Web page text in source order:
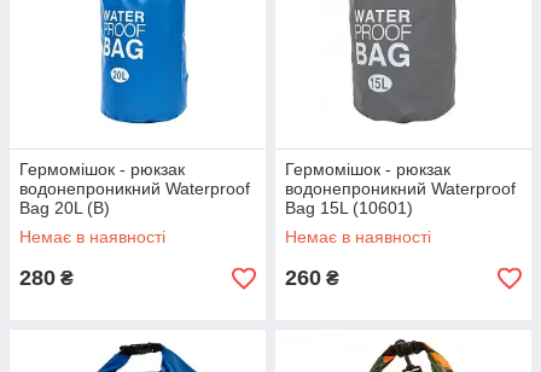
Гермомішок - рюкзак
водонепроникний Waterproof
Bag 20L (B)
Немає в наявності
280 ₴
Гермомішок - рюкзак
водонепроникний Waterproof
Bag 15L (10601)
Немає в наявності
260 ₴